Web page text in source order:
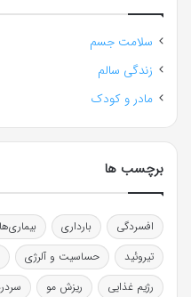
سلامت جسم
زندگی سالم
مادر و کودک
برچسب ها
افسردگی بارداری
تیروئید
حساسیت و آلرژی
رژیم غذایی
ریزش مو